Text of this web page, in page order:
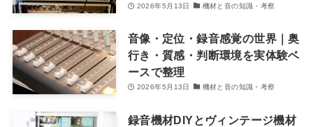
2026年5月13日 機材と音の知識・考察
音像・定位・録音感覚の世界｜奥
行き・質感・判断環境を実体験ベ
ースで整理
2026年5月13日 機材と音の知識・考察
録音機材DIYとヴィンテージ機材